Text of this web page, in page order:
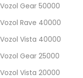
Vozol Gear 50000
Vozol Rave 40000
Vozol Vista 40000
Vozol Gear 25000
Vozol Vista 20000